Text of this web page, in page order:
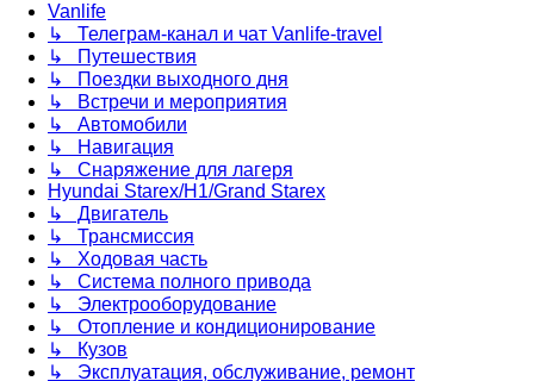
Vanlife
↳ Телеграм-канал и чат Vanlife-travel
↳ Путешествия
↳ Поездки выходного дня
↳ Встречи и мероприятия
↳ Автомобили
↳ Навигация
↳ Снаряжение для лагеря
Hyundai Starex/H1/Grand Starex
↳ Двигатель
↳ Трансмиссия
↳ Ходовая часть
↳ Система полного привода
↳ Электрооборудование
↳ Отопление и кондиционирование
↳ Кузов
↳ Эксплуатация, обслуживание, ремонт